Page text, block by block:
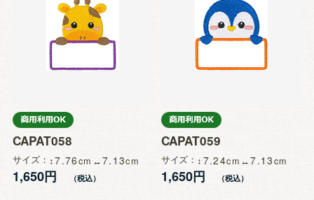
CAPAT058
サイズ 7.76 7.13
1,650円
CAPAT059
サイズ 7.24 7.13
1,650円